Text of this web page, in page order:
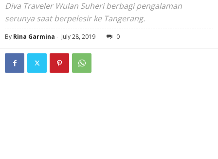
Diva Traveler Wulan Suheri berbagi pengalaman
serunya saat berpelesir ke Tangerang.
By Rina Garmina - July 28, 2019 0